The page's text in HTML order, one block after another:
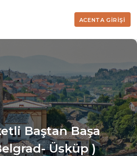
ACENTA GİRİŞİ
Baştan Başa
Üsküp )